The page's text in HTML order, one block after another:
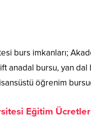
burs imkanları;
anadal bursu, yan
öğrenim
Eğitim